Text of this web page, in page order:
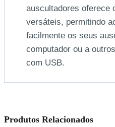
auscultadores oferece
versáteis, permitindo
facilmente os seus
computador ou a
com USB.
Produtos Relacionados